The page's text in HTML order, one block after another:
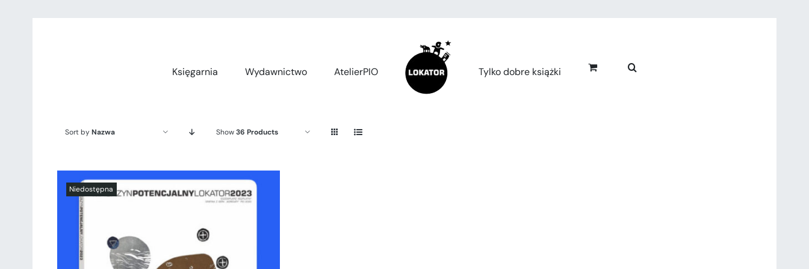
Księgarnia
Wydawnictwo AtelierPIO Tylko dobre książki
Sort byNazwa Show36 Products